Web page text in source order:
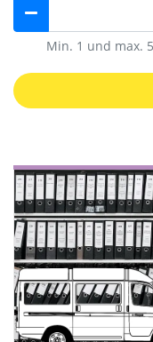
Min. 1 und max.